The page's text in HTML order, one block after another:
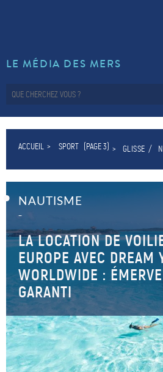
LE MÉDIA DES MERS
ACCUEIL SPORT (PAGE 3) GLISSE
NAUTISME
–
LA LOCATION DE
EUROPE AVEC DREAM
WORLDWIDE :
GARANTI